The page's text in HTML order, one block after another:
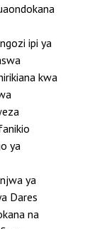
ipi ya
kwa
ya
ya
Dares
na